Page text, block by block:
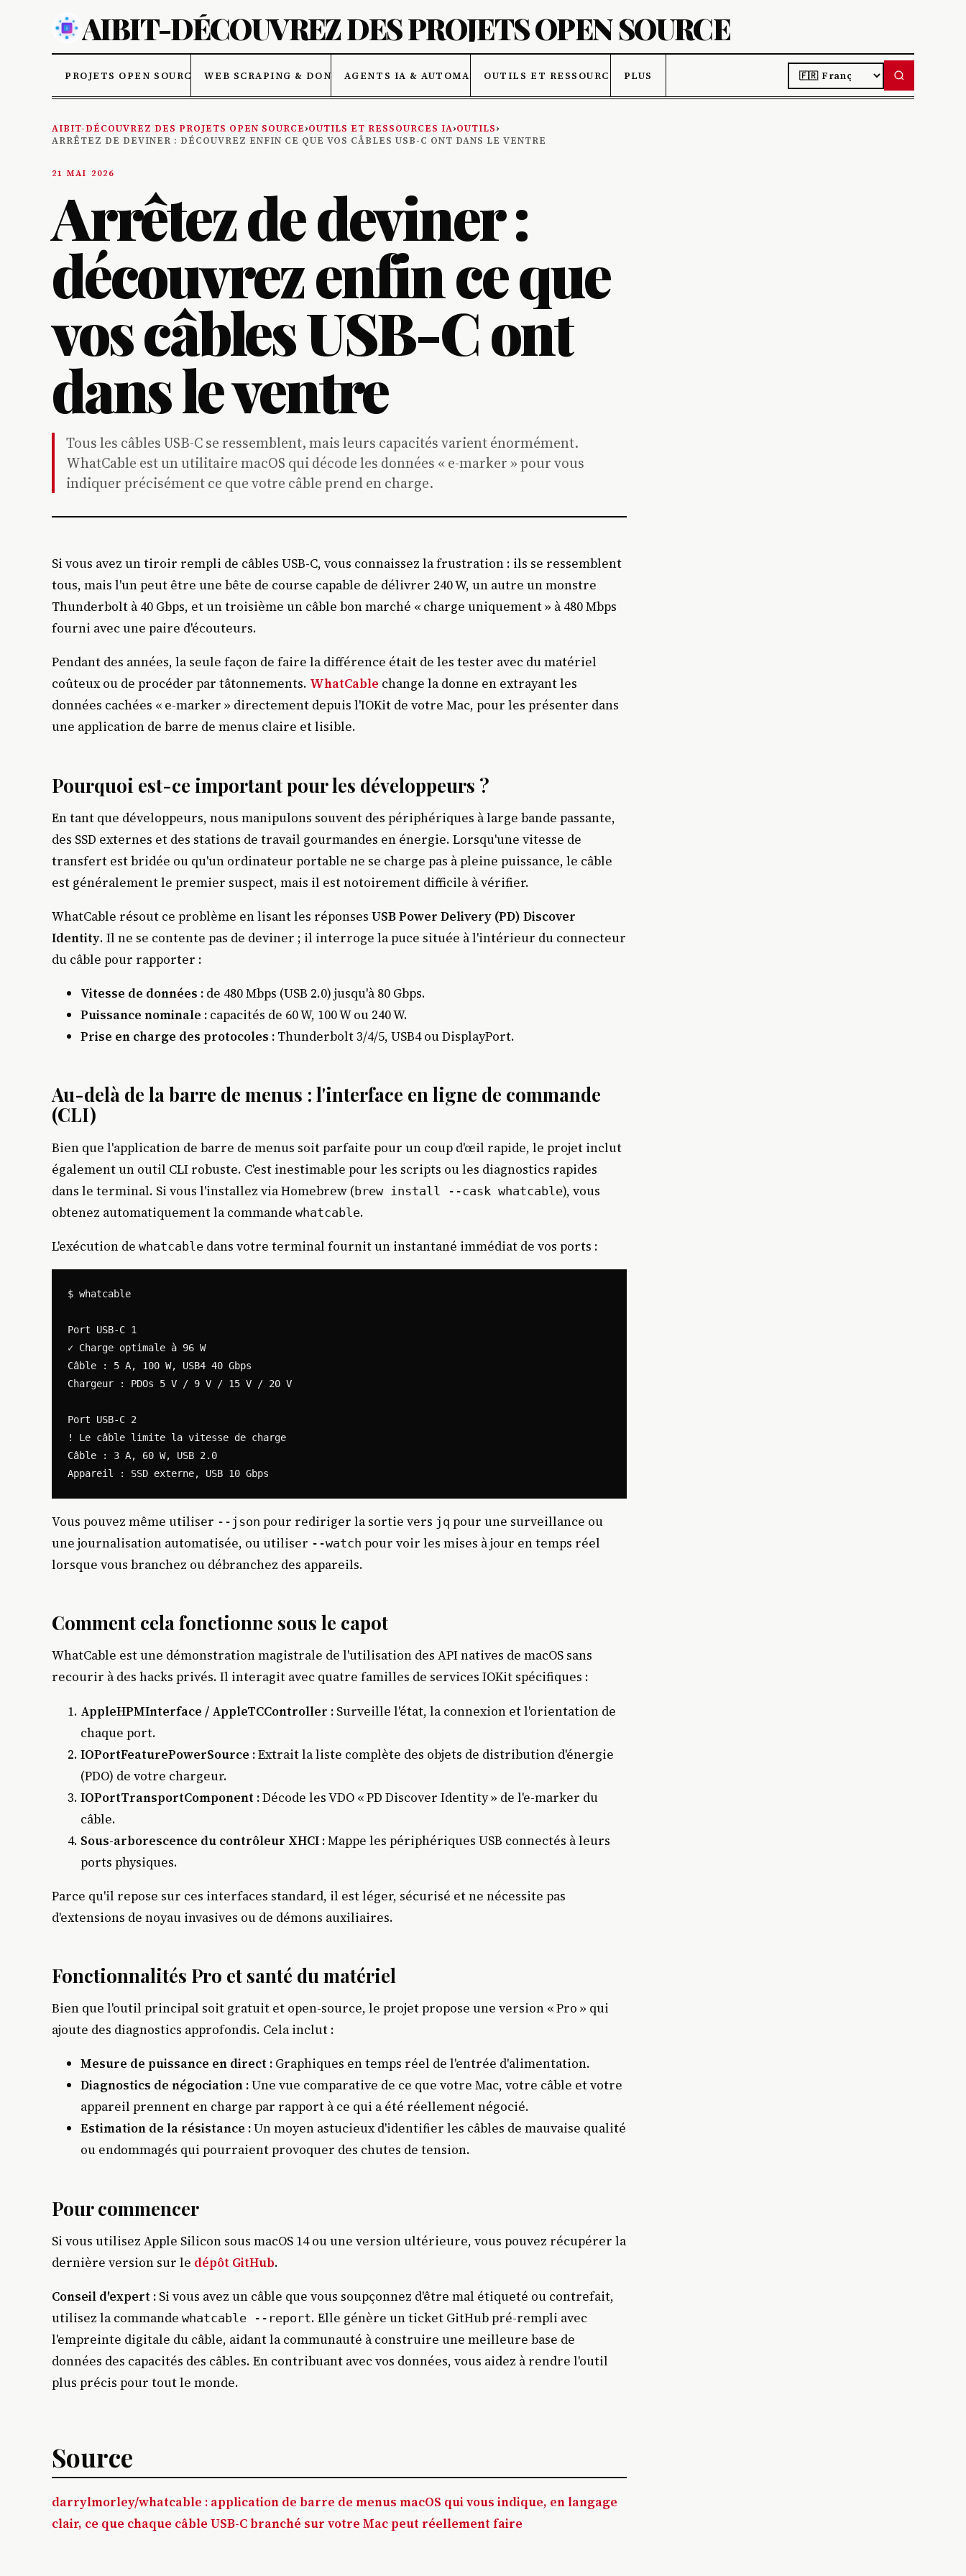
AIBIT-DÉCOUVREZ DES PROJETS OPEN SOURCE
PROJETS OPEN SOURCE WEB SCRAPING & DONNÉESAGENTS IA & AUTOMATISATIONOUTILS ET RESSOURCES IA
PLUS
LANGUAGE
AIBIT-DÉCOUVREZ DES PROJETS OPEN SOURCE›OUTILS ET RESSOURCES IA›OUTILS›
ARRÊTEZ DE DEVINER : DÉCOUVREZ ENFIN CE QUE VOS CÂBLES USB-C ONT DANS LE VENTRE
21 MAI 2026
Arrêtez de deviner :
découvrez enfin ce que
vos câbles USB-C ont
dans le ventre
Tous les câbles USB-C se ressemblent, mais leurs capacités varient énormément.
WhatCable est un utilitaire macOS qui décode les données « e-marker » pour vous
indiquer précisément ce que votre câble prend en charge.
Si vous avez un tiroir rempli de câbles USB-C, vous connaissez la frustration : ils se ressemblent
tous, mais l'un peut être une bête de course capable de délivrer 240 W, un autre un monstre
Thunderbolt à 40 Gbps, et un troisième un câble bon marché « charge uniquement » à 480 Mbps
fourni avec une paire d'écouteurs.
Pendant des années, la seule façon de faire la différence était de les tester avec du matériel
coûteux ou de procéder par tâtonnements. WhatCable change la donne en extrayant les
données cachées « e-marker » directement depuis l'IOKit de votre Mac, pour les présenter dans
une application de barre de menus claire et lisible.
Pourquoi est-ce important pour les développeurs ?
En tant que développeurs, nous manipulons souvent des périphériques à large bande passante,
des SSD externes et des stations de travail gourmandes en énergie. Lorsqu'une vitesse de
transfert est bridée ou qu'un ordinateur portable ne se charge pas à pleine puissance, le câble
est généralement le premier suspect, mais il est notoirement difficile à vérifier.
WhatCable résout ce problème en lisant les réponses USB Power Delivery (PD) Discover
Identity. Il ne se contente pas de deviner ; il interroge la puce située à l'intérieur du connecteur
du câble pour rapporter :
Vitesse de données : de 480 Mbps (USB 2.0) jusqu'à 80 Gbps.
Puissance nominale : capacités de 60 W, 100 W ou 240 W.
Prise en charge des protocoles : Thunderbolt 3/4/5, USB4 ou DisplayPort.
Au-delà de la barre de menus : l'interface en ligne de commande
(CLI)
Bien que l'application de barre de menus soit parfaite pour un coup d'œil rapide, le projet inclut
également un outil CLI robuste. C'est inestimable pour les scripts ou les diagnostics rapides
dans le terminal. Si vous l'installez via Homebrew (brew install --cask whatcable), vous
obtenez automatiquement la commande whatcable.
L'exécution de whatcable dans votre terminal fournit un instantané immédiat de vos ports :
$ whatcable
Port USB-C 1
✓ Charge optimale à 96 W
Câble : 5 A, 100 W, USB4 40 Gbps
Chargeur : PDOs 5 V / 9 V / 15 V / 20 V
Port USB-C 2
! Le câble limite la vitesse de charge
Câble : 3 A, 60 W, USB 2.0
Vous pouvez même utiliser --json pour rediriger la sortie vers jq pour une surveillance ou
une journalisation automatisée, ou utiliser --watch pour voir les mises à jour en temps réel
lorsque vous branchez ou débranchez des appareils.
Comment cela fonctionne sous le capot
WhatCable est une démonstration magistrale de l'utilisation des API natives de macOS sans
recourir à des hacks privés. Il interagit avec quatre familles de services IOKit spécifiques :
AppleHPMInterface / AppleTCController : Surveille l'état, la connexion et l'orientation de
chaque port.
IOPortFeaturePowerSource :Extrait la liste complète des objets de distribution d'énergie
(PDO) de votre chargeur.
IOPortTransportComponent :Décode les VDO « PD Discover Identity » de l'e-marker du
câble.
Sous-arborescence du contrôleur XHCI :Mappe les périphériques USB connectés à leurs
ports physiques.
Parce qu'il repose sur ces interfaces standard, il est léger, sécurisé et ne nécessite pas
d'extensions de noyau invasives ou de démons auxiliaires.
Fonctionnalités Pro et santé du matériel
Bien que l'outil principal soit gratuit et open-source, le projet propose une version « Pro » qui
ajoute des diagnostics approfondis. Cela inclut :
Mesure de puissance en direct : Graphiques en temps réel de l'entrée d'alimentation.
Diagnostics de négociation :Une vue comparative de ce que votre Mac, votre câble et votre
appareil prennent en charge par rapport à ce qui a été réellement négocié.
Estimation de la résistance :Un moyen astucieux d'identifier les câbles de mauvaise qualité
ou endommagés qui pourraient provoquer des chutes de tension.
Pour commencer
Si vous utilisez Apple Silicon sous macOS 14 ou une version ultérieure, vous pouvez récupérer la
dernière version sur le dépôt GitHub.
Conseil d'expert : Si vous avez un câble que vous soupçonnez d'être mal étiqueté ou contrefait,
utilisez la commande whatcable --report. Elle génère un ticket GitHub pré-rempli avec
l'empreinte digitale du câble, aidant la communauté à construire une meilleure base de
données des capacités des câbles. En contribuant avec vos données, vous aidez à rendre l'outil
plus précis pour tout le monde.
Source
darrylmorley/whatcable : application de barre de menus macOS qui vous indique, en langage
clair, ce que chaque câble USB-C branché sur votre Mac peut réellement faire